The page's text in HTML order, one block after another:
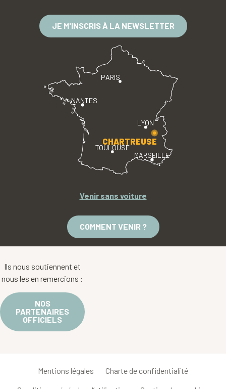
JE M'INSCRIS À LA NEWSLETTER
PARIS
LYON
TOULOUSE
MARSEILLE
NANTES
CHARTREUSE
Venir sans voiture
COMMENT VENIR ?
Ils nous soutiennent et
nous les en remercions :
NOS
PARTENAIRES
OFFICIELS
Mentions légales Charte de confidentialité